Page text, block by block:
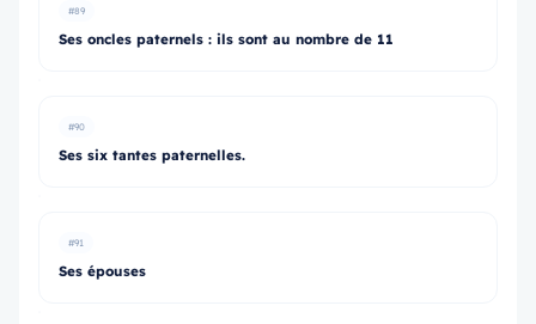
#89
Ses oncles paternels : ils sont au nombre de 11
#90
Ses six tantes paternelles.
#91
Ses épouses